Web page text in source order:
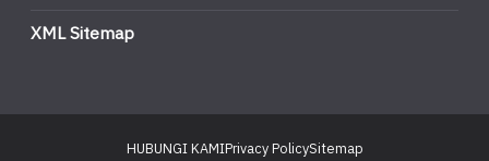
XML Sitemap
HUBUNGI KAMIPrivacy PolicySitemap